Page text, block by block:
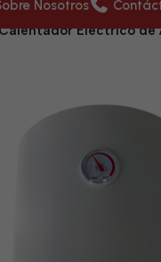
Nosotros
Eléctrico de